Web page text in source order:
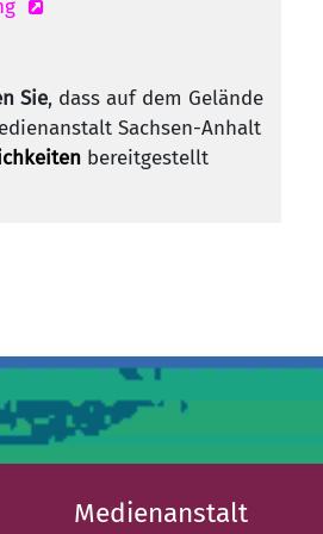
Sie, dass auf dem Gelände
Sachsen-Anhalt
bereitgestellt
Medienanstalt